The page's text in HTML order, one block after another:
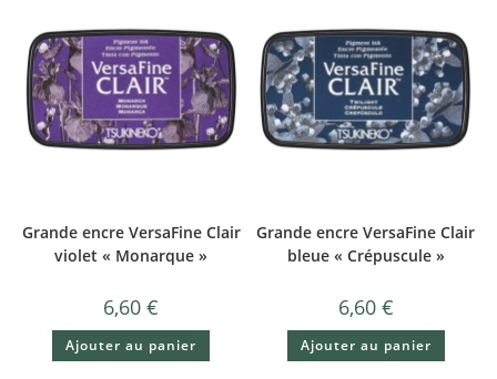
Grande encre VersaFine Clair
violet « Monarque »
6,60€
Ajouter au panier
Grande encre VersaFine Clair
bleue « Crépuscule »
6,60 €
Ajouter au panier